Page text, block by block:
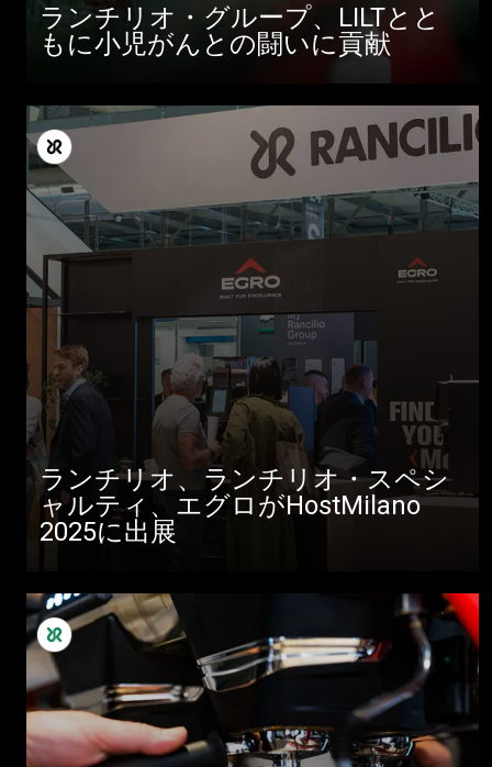
ランチリオ・グループ、LILTとと
もに小児がんとの闘いに貢献
ランチリオ、ランチリオ・スペシ
ャルティ、エグロがHostMilano
2025に出展